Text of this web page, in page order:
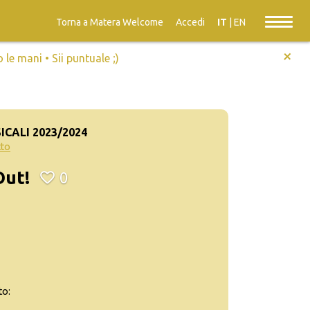
Torna a Matera Welcome Accedi IT EN
le mani • Sii puntuale ;) +
2023/2024
0